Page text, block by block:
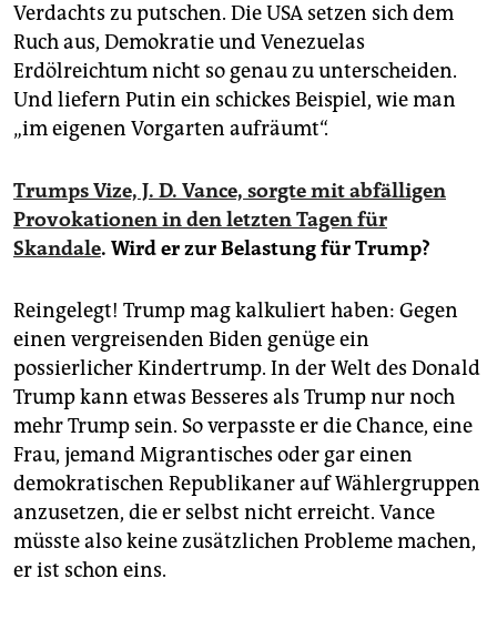
Verdachts zu putschen. Die USA setzen sich dem
Ruch aus, Demokratie und Venezuelas
Erdölreichtum nicht so genau zu unterscheiden.
Und liefern Putin ein schickes Beispiel, wie man
„im eigenen Vorgarten aufräumt“.
Trumps Vize, J. D. Vance, sorgte mit abfälligen
Provokationen in den letzten Tagen für
Skandale. Wird er zur Belastung für Trump?
Reingelegt! Trump mag kalkuliert haben: Gegen
einen vergreisenden Biden genüge ein
possierlicher Kindertrump. In der Welt des Donald
Trump kann etwas Besseres als Trump nur noch
mehr Trump sein. So verpasste er die Chance, eine
Frau, jemand Migrantisches oder gar einen
demokratischen Republikaner auf Wählergruppen
anzusetzen, die er selbst nicht erreicht. Vance
müsste also keine zusätzlichen Probleme machen,
er ist schon eins.